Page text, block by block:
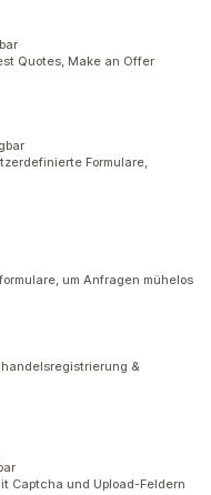
Quotes, Make an Offer
Formulare,
um Anfragen mühelos
&
Captcha und Upload-Feldern